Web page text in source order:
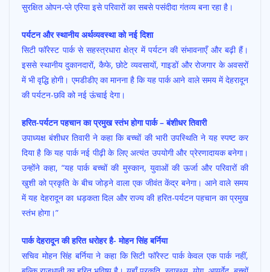
सुरक्षित ओपन-प्ले एरिया इसे परिवारों का सबसे पसंदीदा गंतव्य बना रहा है।
पर्यटन और स्थानीय अर्थव्यवस्था को नई दिशा
सिटी फॉरेस्ट पार्क से सहस्त्रधारा क्षेत्र में पर्यटन की संभावनाएँ और बढ़ी हैं।
इससे स्थानीय दुकानदारों, कैफे, छोटे व्यवसायों, गाइडों और रोजगार के अवसरों
में भी वृद्धि होगी। एमडीडीए का मानना है कि यह पार्क आने वाले समय में देहरादून
की पर्यटन-छवि को नई ऊंचाई देगा।
हरित-पर्यटन पहचान का प्रमुख स्तंभ होगा पार्क – बंशीधर तिवारी
उपाध्यक्ष बंशीधर तिवारी ने कहा कि बच्चों की भारी उपस्थिति ने यह स्पष्ट कर
दिया है कि यह पार्क नई पीढ़ी के लिए अत्यंत उपयोगी और प्रेरणादायक बनेगा।
उन्होंने कहा, “यह पार्क बच्चों की मुस्कान, युवाओं की ऊर्जा और परिवारों की
खुशी को प्रकृति के बीच जोड़ने वाला एक जीवंत केंद्र बनेगा। आने वाले समय
में यह देहरादून का धड़कता दिल और राज्य की हरित-पर्यटन पहचान का प्रमुख
स्तंभ होगा।”
पार्क देहरादून की हरित धरोहर है- मोहन सिंह बर्निया
सचिव मोहन सिंह बर्निया ने कहा कि सिटी फॉरेस्ट पार्क केवल एक पार्क नहीं,